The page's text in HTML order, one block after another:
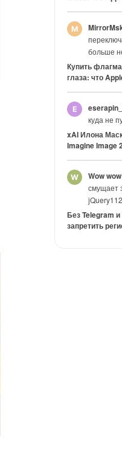
больше
Купить
глаза: что
куда не
xAI Илона
Imagine Image
Wow
смущает
Без Telegram
запретить